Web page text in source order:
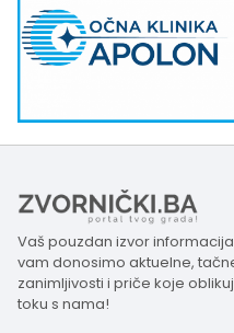
Vaš pouzdan izvor
vam donosimo aktuelne,
zanimljivosti i priče koje
toku s nama!